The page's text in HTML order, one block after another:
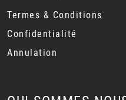
Termes & Conditions
Confidentialité
Annulation